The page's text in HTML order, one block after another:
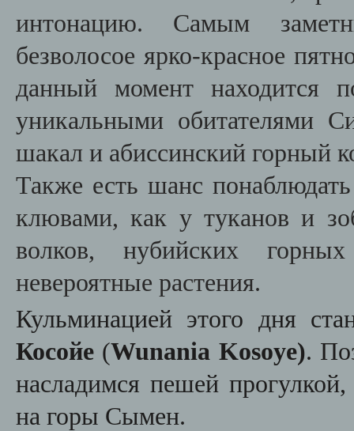
интонацию. Самым
безволосое ярко-красное
данный момент находится
уникальными обитателями
шакал и абиссинский горный
Также есть шанс
клювами, как у туканов и
волков, нубийских
невероятные растения.
Кульминацией этого дня
Косойе (Wunania Kosoye).
насладимся пешей
на горы Сымен.